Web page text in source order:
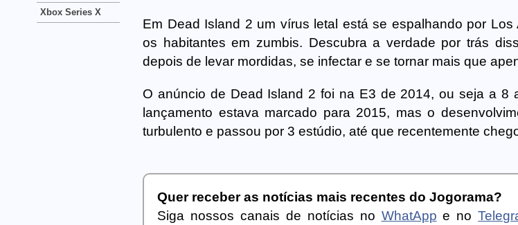
Em Dead Island 2 um vírus letal está se espalhando por Los
os habitantes em zumbis. Descubra a verdade por trás
depois de levar mordidas, se infectar e se tornar mais que
O anúncio de Dead Island 2 foi na E3 de 2014, ou seja a 8
lançamento estava marcado para 2015, mas o
turbulento e passou por 3 estúdio, até que recentemente
Quer receber as notícias mais recentes do Jogorama?
Siga nossos canais de notícias no WhatApp e no
Xbox Series X